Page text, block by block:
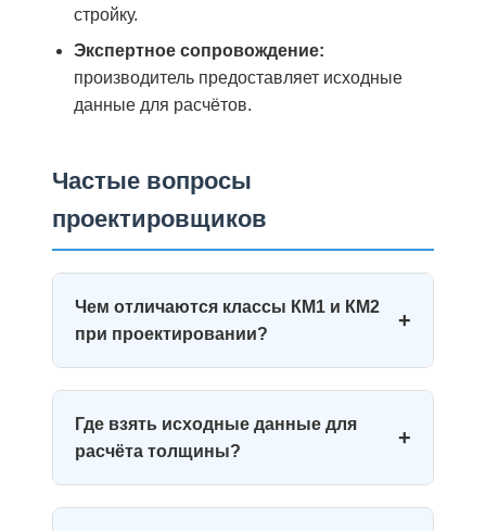
стройку.
Экспертное сопровождение:
производитель предоставляет исходные
данные для расчётов.
Частые вопросы
проектировщиков
Чем отличаются классы КМ1 и КМ2
при проектировании?
+
путей эвакуации, холлов, лестничных
клеток (СП 1.13130). КМ2 допускается
для полов и второстепенных зон.
Подробнее:КМ2 классиКМ5 класс.
Где взять исходные данные для
расчёта толщины?
+